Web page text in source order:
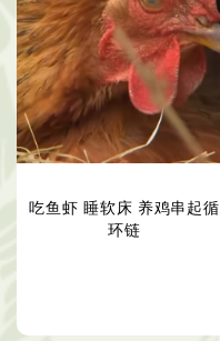
吃鱼虾 睡软床 养鸡串起循
环链